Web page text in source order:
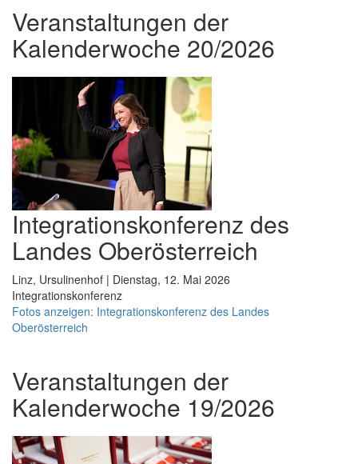
Veranstaltungen der
Kalenderwoche 20/2026
Integrationskonferenz des
Landes Oberösterreich
Linz, Ursulinenhof | Dienstag, 12. Mai 2026
Integrationskonferenz
Fotos anzeigen: Integrationskonferenz des Landes
Oberösterreich
Veranstaltungen der
Kalenderwoche 19/2026